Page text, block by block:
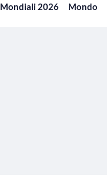
Mondiali 2026 Mondo